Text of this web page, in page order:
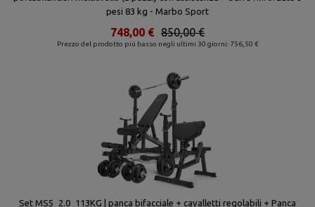
pesi 83 kg - Marbo Sport
Prezzo del prodotto più basso negli ultimi 30 giorni: 756,50 €
850,00 €
748,00 €
Set MS5_2.0_113KG | panca bifacciale + cavalletti regolabili + Panca